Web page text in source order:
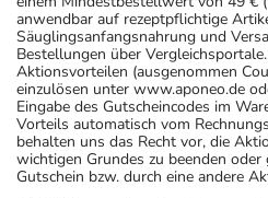
anwendbar auf rezeptpflichtige
Säuglingsanfangsnahrung und
Bestellungen über
Aktionsvorteilen (ausgenommen
einzulösen unter www.aponeo.de
Eingabe des Gutscheincodes im
Vorteils automatisch vom
behalten uns das Recht vor, die
wichtigen Grundes zu beenden
Gutschein bzw. durch eine andere